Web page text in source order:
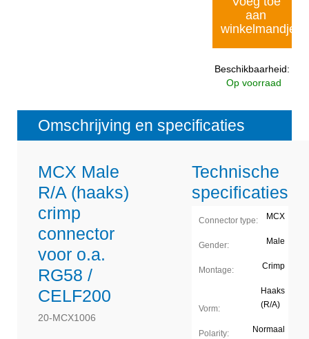
aan
winkelmandje
Beschikbaarheid:
Op voorraad
Omschrijving en specificaties
MCX Male
R/A (haaks)
crimp
connector
voor o.a.
RG58 /
CELF200
20-MCX1006
Technische
specificaties
Connector type: MCX
Gender: Male
Montage: Crimp
Vorm:
Haaks
(R/A)
Polarity: Normaal